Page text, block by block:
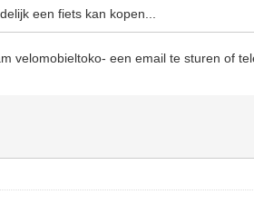
een fiets kan kopen...
velomobieltoko- een email te sturen of